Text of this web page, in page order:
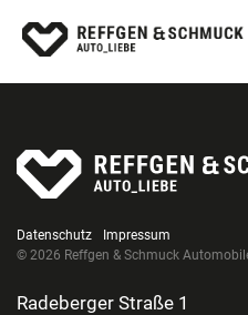
Datenschutz
Impressum
© 2026 Reffgen & Schmuck
Radeberger Straße 1